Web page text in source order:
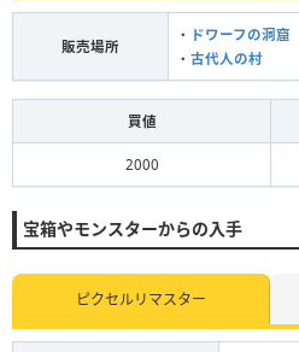
販売場所
・ ドワーフの洞窟
・ 古代人の村
買値
2000
宝箱やモンスターからの入手
ピクセルリマスター